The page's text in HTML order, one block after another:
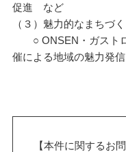
促進 など
（３）魅力的なまちづ
○ ONSEN・ガストロ
催による地域の魅力発
【本件に関するお